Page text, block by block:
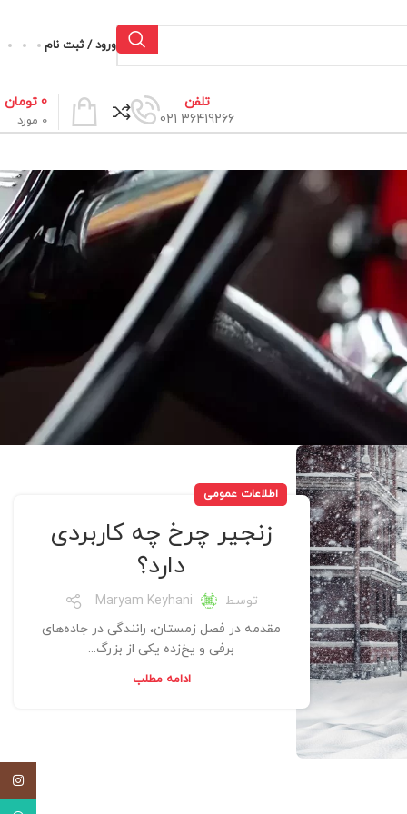
ورود / ثبت نام
تلفن
36419266 021
0 مورد
0 تومان
اطلاعات عمومی
زنجیر چرخ چه کاربردی
دارد؟
توسط
Maryam Keyhani
مقدمه در فصل زمستان، رانندگی در جاده‌های
برفی و یخ‌زده یکی از بزرگ‌...
ادامه مطلب